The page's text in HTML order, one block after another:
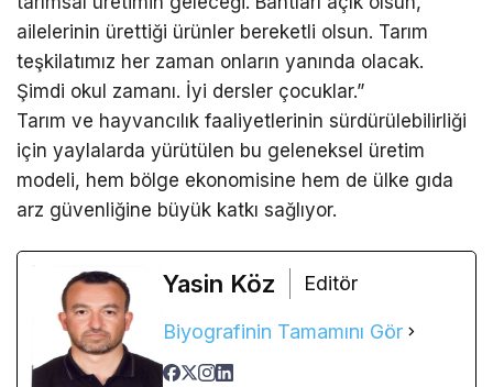
ailelerinin ürettiği ürünler bereketli olsun. Tarım
teşkilatımız her zaman onların yanında olacak.
Şimdi okul zamanı. İyi dersler çocuklar.”
Tarım ve hayvancılık faaliyetlerinin sürdürülebilirliği
için yaylalarda yürütülen bu geleneksel üretim
modeli, hem bölge ekonomisine hem de ülke gıda
arz güvenliğine büyük katkı sağlıyor.
Yasin Köz Editör
Biyografinin Tamamını Gör